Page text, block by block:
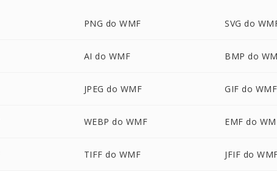
PNG do WMF SVG do
AI do WMF BMP do
JPEG do WMF GIF do WMF
WEBP do WMF EMF do
TIFF do WMF JFIF do